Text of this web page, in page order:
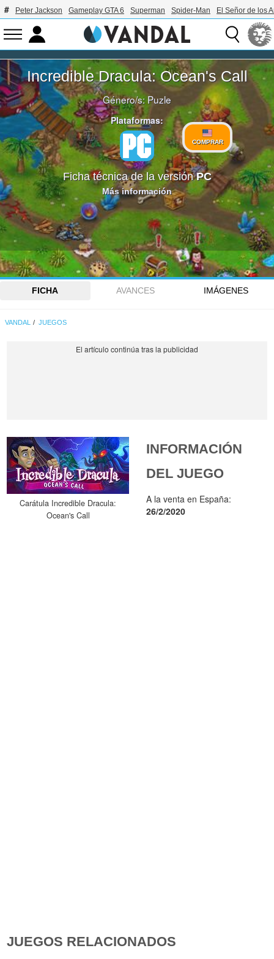
Peter Jackson Gameplay GTA 6 Superman Spider-Man El Señor de los
Incredible Dracula: Ocean's Call
Género/s:Puzle
Plataformas:
COMPRAR
Ficha técnica de la versiónPC
Más información
FICHA AVANCES IMÁGENES
VANDAL JUEGOS
Carátula Incredible Dracula:
Ocean's Call
INFORMACIÓN
DEL JUEGO
A la venta en España:
26/2/2020
JUEGOS RELACIONADOS